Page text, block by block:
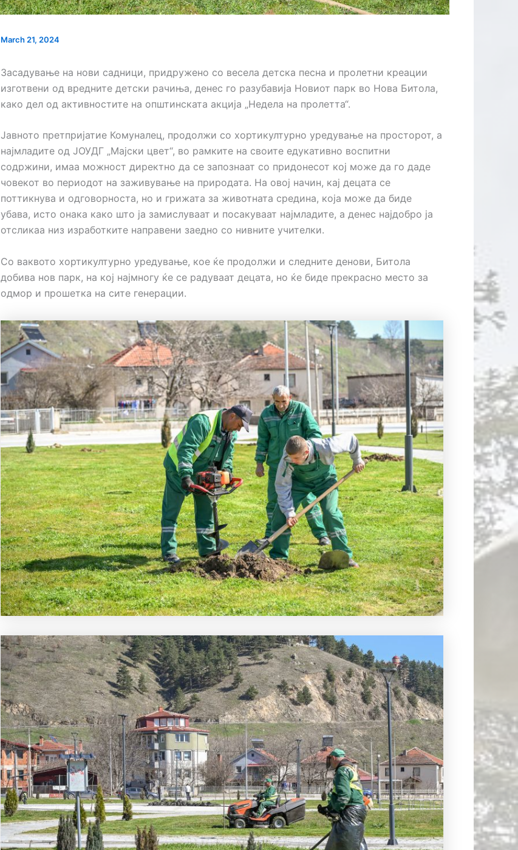
March 21, 2024
Засадување на нови садници, придружено со весела детска песна и пролетни креации
изготвени од вредните детски рачиња, денес го разубавија Новиот парк во Нова Битола,
како дел од активностите на општинската акција „Недела на пролетта“.
Јавното претпријатие Комуналец, продолжи со хортикултурно уредување на просторот, а
најмладите од ЈОУДГ „Мајски цвет“, во рамките на своите едукативно воспитни
содржини, имаа можност директно да се запознаат со придонесот кој може да го даде
човекот во периодот на заживување на природата. На овој начин, кај децата се
поттикнува и одговорноста, но и грижата за животната средина, која може да биде
убава, исто онака како што ја замислуваат и посакуваат најмладите, а денес најдобро ја
отсликаа низ изработките направени заедно со нивните учителки.
Со ваквото хортикултурно уредување, кое ќе продолжи и следните денови, Битола
добива нов парк, на кој најмногу ќе се радуваат децата, но ќе биде прекрасно место за
одмор и прошетка на сите генерации.